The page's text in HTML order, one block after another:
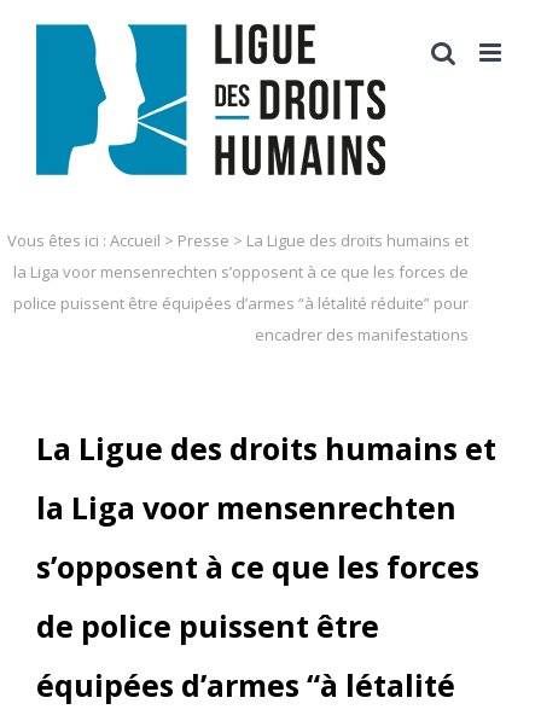
Vous êtes ici : Accueil > Presse > La Ligue des droits humains et
la Liga voor mensenrechten s’opposent à ce que les forces de
police puissent être équipées d’armes “à létalité réduite” pour
encadrer des manifestations
La Ligue des droits humains et
la Liga voor mensenrechten
s’opposent à ce que les forces
de police puissent être
équipées d’armes “à létalité